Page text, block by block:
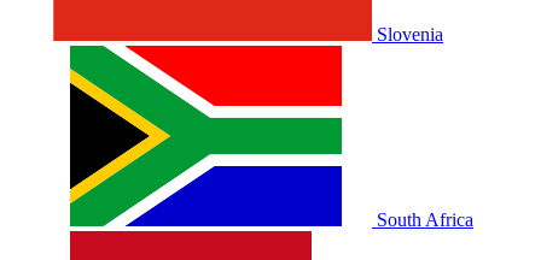
Slovenia
South Africa